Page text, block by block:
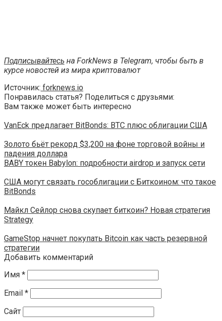
Подписывайтесь на ForkNews в Telegram, чтобы быть в
курсе новостей из мира криптовалют
Источник: forknews.io
Понравилась статья? Поделиться с друзьями:
Вам также может быть интересно
VanEck предлагает BitBonds: BTC плюс облигации США
Золото бьёт рекорд $3,200 на фоне торговой войны и
падения доллара
BABY токен Babylon: подробности airdrop и запуск сети
США могут связать гособлигации с Биткоином: что такое
BitBonds
Майкл Сейлор снова скупает биткоин? Новая стратегия
Strategy
GameStop начнет покупать Bitcoin как часть резервной
стратегии
Добавить комментарий
Имя *
Email *
Сайт